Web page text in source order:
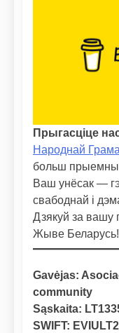
Прыгасціце
Народнай
больш
Ваш унёсак —
свабоднай і
Дзякуй за вашу
Жыве Беларусь!
Gavėjas:
community
Sąskaita:
SWIFT: